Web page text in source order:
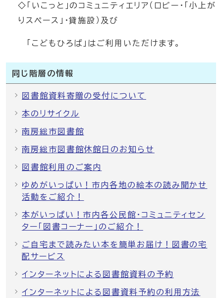
◇「いこっと」のコミュニティエリア（ロビー・「小上が
りスペース」・貸施設）及び
「こどもひろば」はご利用いただけます。
同じ階層の情報
図書館資料寄贈の受付について
本のリサイクル
南房総市図書館
南房総市図書館休館日のお知らせ
図書館利用のご案内
ゆめがいっぱい！市内各地の絵本の読み聞かせ
活動をご紹介！
本がいっぱい！市内各公民館・コミュニティセン
ター「図書コーナー」のご紹介！
ご自宅まで読みたい本を簡単お届け！図書の宅
配サービス
インターネットによる図書館資料の予約
インターネットによる図書資料予約の利用方法